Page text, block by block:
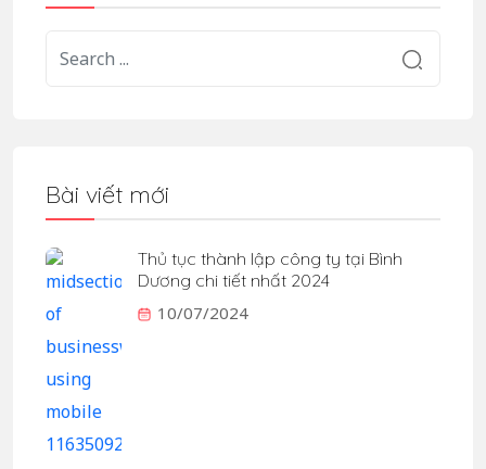
Bài viết mới
Thủ tục thành lập công ty tại Bình
Dương chi tiết nhất 2024
10/07/2024